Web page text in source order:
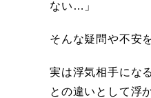
ない…」
そんな疑問や不安
実は浮気相手にな
との違いとして浮